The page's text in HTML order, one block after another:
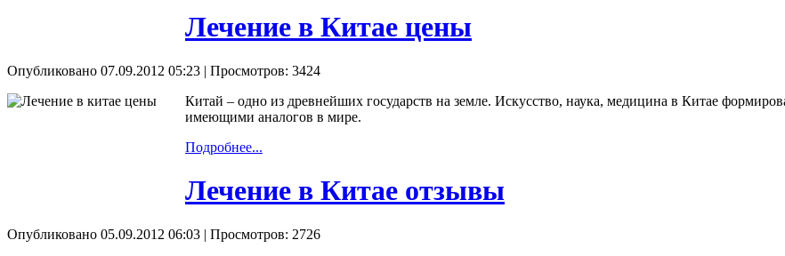
Лечение в Китае цены
Опубликовано 07.09.2012 05:23 | Просмотров: 3424
Китай – одно из древнейших государств на земле. Искусство, наука, медицина в Китае
имеющими аналогов в мире.
Подробнее...
Лечение в Китае отзывы
Опубликовано 05.09.2012 06:03 | Просмотров: 2726